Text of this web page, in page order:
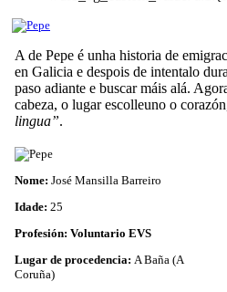
A de Pepe é unha historia de
en Galicia e despois de intentalo
paso adiante e buscar máis alá.
cabeza, o lugar escolleuno o
lingua”.
Nome: José Mansilla Barreiro
Idade: 25
Profesión: Voluntario EVS
Lugar de procedencia: A Baña (A
Coruña)